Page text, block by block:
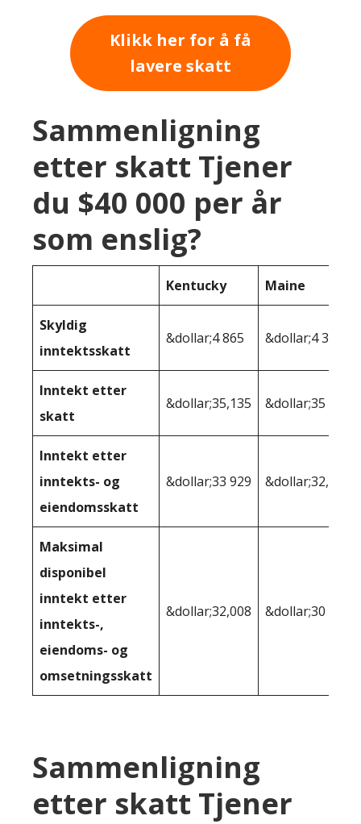
Klikk her for å få
lavere skatt
Sammenligning
etter skatt Tjener
du $40 000 per år
som enslig?
Kentucky Maine
Skyldig
inntektsskatt
&dollar;4 865 &dollar;4 351
Inntekt etter
skatt
&dollar;35,135 &dollar;35 649
Inntekt etter
inntekts- og
eiendomsskatt
&dollar;33 929 &dollar;32,264
Maksimal
disponibel
inntekt etter
inntekts-,
eiendoms- og
omsetningsskatt
&dollar;32,008 &dollar;30 582
Sammenligning
etter skatt Tjener